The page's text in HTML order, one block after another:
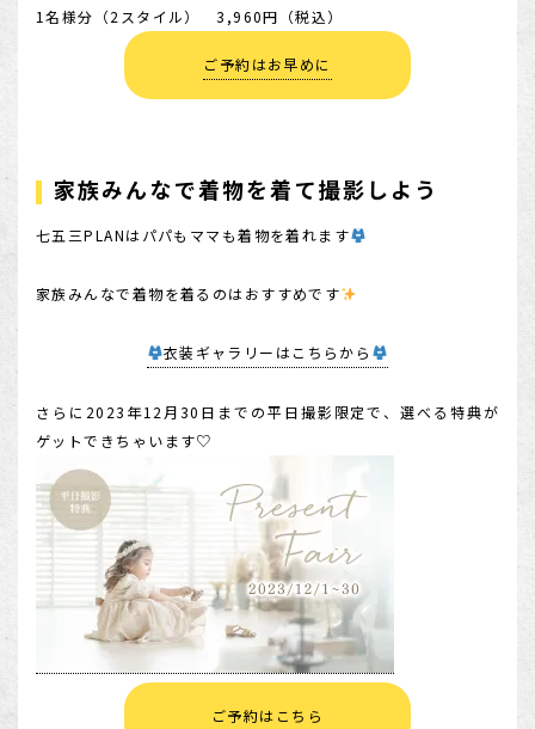
1名様分（2スタイル） 3,960円（税込）
ご予約はお早めに
家族みんなで着物を着て撮影しよう
七五三PLANはパパもママも着物を着れます
家族みんなで着物を着るのはおすすめです
衣装ギャラリーはこちらから
さらに2023年12月30日までの平日撮影限定で、選べる特典が
ゲットできちゃいます♡
ご予約はこちら